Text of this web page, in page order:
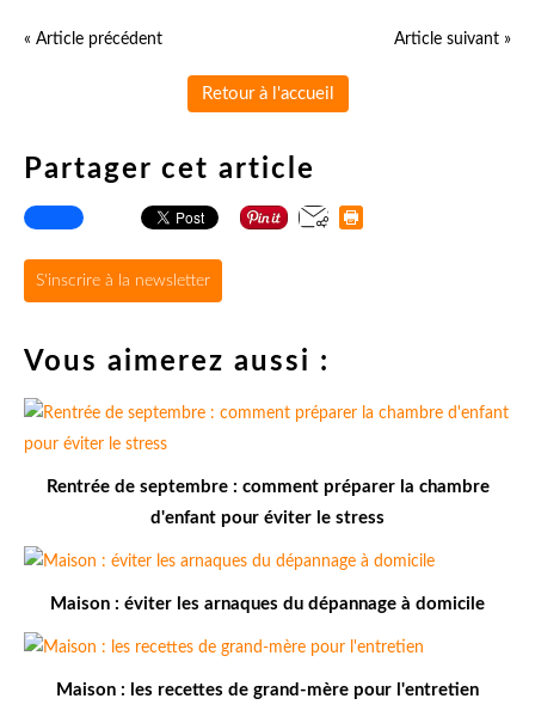
« Article précédent Article suivant »
Retour à l'accueil
Partager cet article
S'inscrire à la newsletter
Vous aimerez aussi :
Rentrée de septembre : comment préparer la chambre
d'enfant pour éviter le stress
Maison : éviter les arnaques du dépannage à domicile
Maison : les recettes de grand-mère pour l'entretien